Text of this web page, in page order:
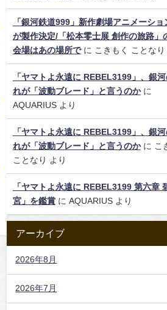
「銀河鉄道999」新作劇場アニメーショ
が製作決定/「松本零士展 創作の旅路」
会場はあの場所でに こきもく ことなり
「ヤマトよ永遠に REBEL3199」、銀
れが「波動ブレード」と言うのかに
AQUARIUSより
「ヤマトよ永遠に REBEL3199」、銀
れが「波動ブレード」と言うのかに
こ
ことなり
より
「ヤマトよ永遠に REBEL3199 第六章
宮」を鑑賞に AQUARIUSより
アーカイブ
2026年8月
2026年7月